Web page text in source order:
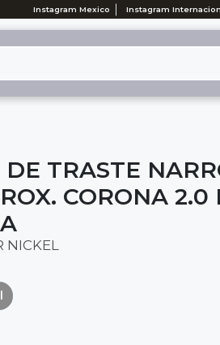
Instagram Mexico Instagram
DE TRASTE
CORONA
NICKEL